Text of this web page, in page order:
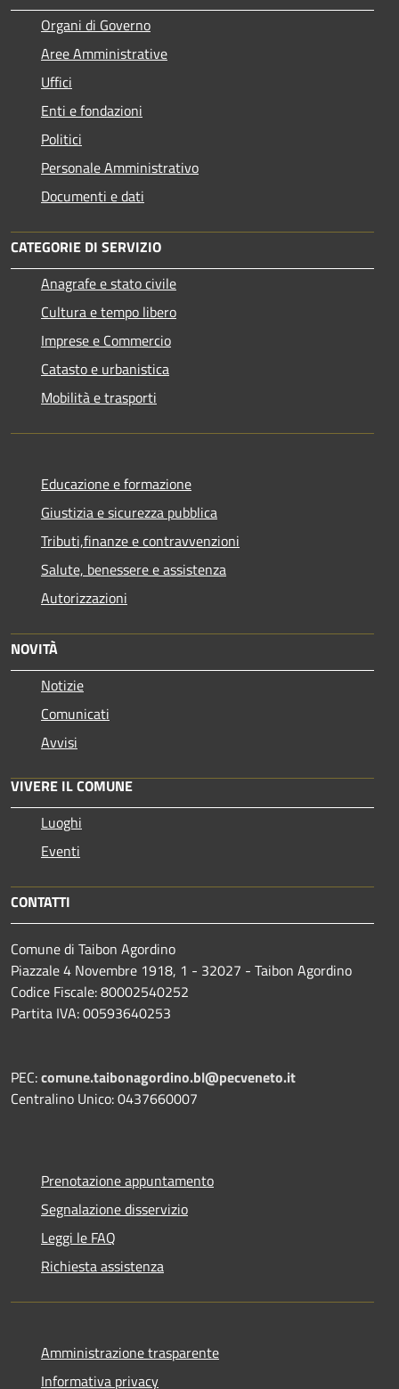
Organi di Governo
Aree Amministrative
Uffici
Enti e fondazioni
Politici
Personale Amministrativo
Documenti e dati
CATEGORIE DI SERVIZIO
Anagrafe e stato civile
Cultura e tempo libero
Imprese e Commercio
Catasto e urbanistica
Mobilità e trasporti
Educazione e formazione
Giustizia e sicurezza pubblica
Tributi,finanze e contravvenzioni
Salute, benessere e assistenza
Autorizzazioni
NOVITÀ
Notizie
Comunicati
Avvisi
VIVERE IL COMUNE
Luoghi
Eventi
CONTATTI
Comune di Taibon Agordino
Piazzale 4 Novembre 1918, 1 - 32027 - Taibon Agordino
Codice Fiscale: 80002540252
Partita IVA: 00593640253
PEC:comune.taibonagordino.bl@pecveneto.it
Centralino Unico: 0437660007
Prenotazione appuntamento
Segnalazione disservizio
Leggi le FAQ
Richiesta assistenza
Amministrazione trasparente
Informativa privacy